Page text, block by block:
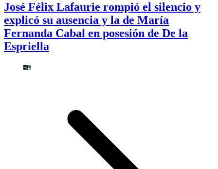
José Félix Lafaurie rompió el silencio y
explicó su ausencia y la de María
Fernanda Cabal en posesión de De la
Espriella